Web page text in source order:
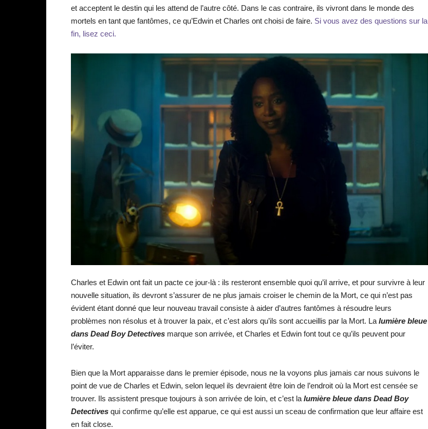
et acceptent le destin qui les attend de l’autre côté. Dans le cas contraire, ils vivront dans le monde des
mortels en tant que fantômes, ce qu’Edwin et Charles ont choisi de faire. Si vous avez des questions sur la
fin, lisez ceci.
Charles et Edwin ont fait un pacte ce jour-là : ils resteront ensemble quoi qu’il arrive, et pour survivre à leur
nouvelle situation, ils devront s’assurer de ne plus jamais croiser le chemin de la Mort, ce qui n’est pas
évident étant donné que leur nouveau travail consiste à aider d’autres fantômes à résoudre leurs
problèmes non résolus et à trouver la paix, et c’est alors qu’ils sont accueillis par la Mort. La lumière bleue
dans Dead Boy Detectives marque son arrivée, et Charles et Edwin font tout ce qu’ils peuvent pour
l’éviter.
Bien que la Mort apparaisse dans le premier épisode, nous ne la voyons plus jamais car nous suivons le
point de vue de Charles et Edwin, selon lequel ils devraient être loin de l’endroit où la Mort est censée se
trouver. Ils assistent presque toujours à son arrivée de loin, et c’est la lumière bleue dans Dead Boy
Detectives qui confirme qu’elle est apparue, ce qui est aussi un sceau de confirmation que leur affaire est
en fait close.